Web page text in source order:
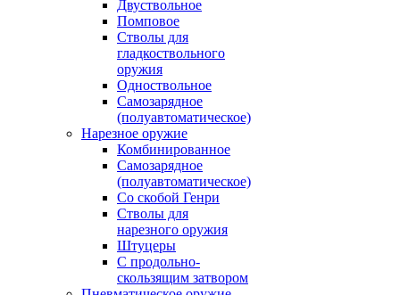
Двуствольное
Помповое
Стволы для
гладкоствольного
оружия
Одноствольное
Самозарядное
(полуавтоматическое)
Нарезное оружие
Комбинированное
Самозарядное
(полуавтоматическое)
Со скобой Генри
Стволы для
нарезного оружия
Штуцеры
С продольно-
скользящим затвором